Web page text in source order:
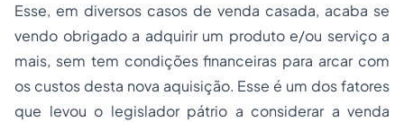
Esse, em diversos casos de venda casada, acaba se
vendo obrigado a adquirir um produto e/ou serviço a
mais, sem tem condições financeiras para arcar com
os custos desta nova aquisição. Esse é um dos fatores
que levou o legislador pátrio a considerar a venda